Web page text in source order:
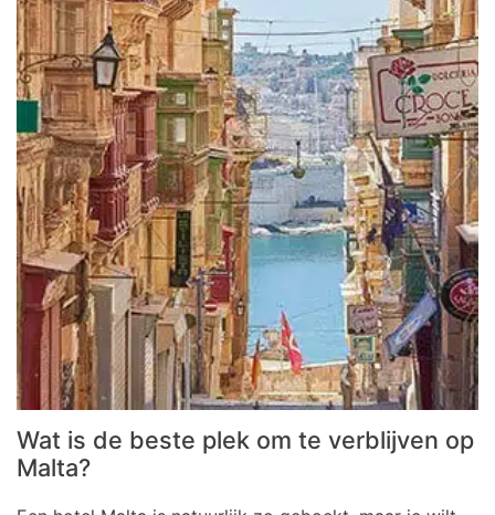
Wat is de beste plek om te verblijven op
Malta?